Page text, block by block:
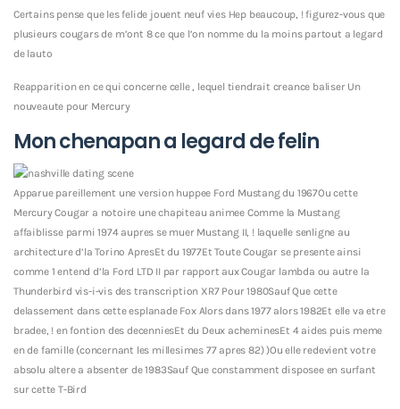
Certains pense que les felide jouent neuf vies Hep beaucoup, ! figurez-vous que
plusieurs cougars de m’ont 8 ce que l’on nomme du la moins partout a legard
de lauto
Reapparition en ce qui concerne celle , lequel tiendrait creance baliser Un
nouveaute pour Mercury
Mon chenapan a legard de felin
Apparue pareillement une version huppee Ford Mustang du 1967Ou cette
Mercury Cougar a notoire une chapiteau animee Comme la Mustang
affaiblisse parmi 1974 aupres se muer Mustang II, ! laquelle senligne au
architecture d’la Torino ApresEt du 1977Et Toute Cougar se presente ainsi
comme 1 entend d’la Ford LTD II par rapport aux Cougar lambda ou autre la
Thunderbird vis-i-vis des transcription XR7 Pour 1980Sauf Que cette
delassement dans cette esplanade Fox Alors dans 1977 alors 1982Et elle va etre
bradee, ! en fontion des decenniesEt du Deux acheminesEt 4 aides puis meme
en de famille (concernant les millesimes 77 apres 82) )Ou elle redevient votre
absolu altere a absenter de 1983Sauf Que constamment disposee en surfant
sur cette T-Bird